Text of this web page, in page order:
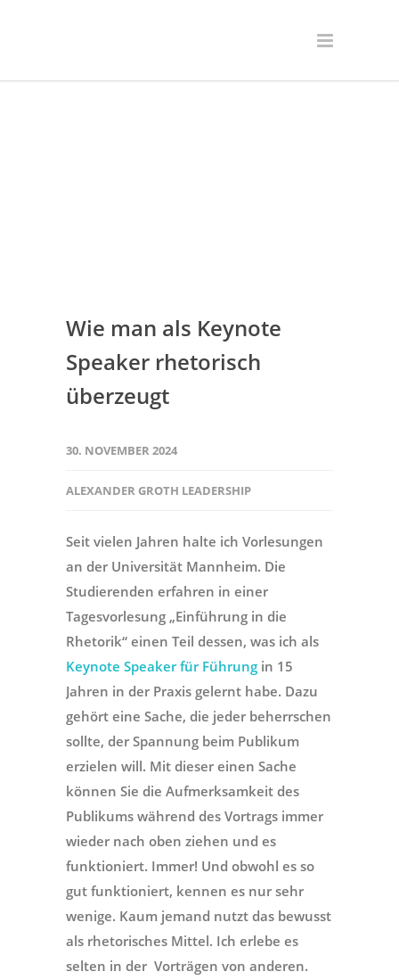
Wie man als Keynote
Speaker rhetorisch
überzeugt
30. NOVEMBER 2024
ALEXANDER GROTH LEADERSHIP
Seit vielen Jahren halte ich Vorlesungen
an der Universität Mannheim. Die
Studierenden erfahren in einer
Tagesvorlesung „Einführung in die
Rhetorik“ einen Teil dessen, was ich als
Keynote Speaker für Führung in 15
Jahren in der Praxis gelernt habe. Dazu
gehört eine Sache, die jeder beherrschen
sollte, der Spannung beim Publikum
erzielen will. Mit dieser einen Sache
können Sie die Aufmerksamkeit des
Publikums während des Vortrags immer
wieder nach oben ziehen und es
funktioniert. Immer! Und obwohl es so
gut funktioniert, kennen es nur sehr
wenige. Kaum jemand nutzt das bewusst
als rhetorisches Mittel. Ich erlebe es
selten in der Vorträgen von anderen.